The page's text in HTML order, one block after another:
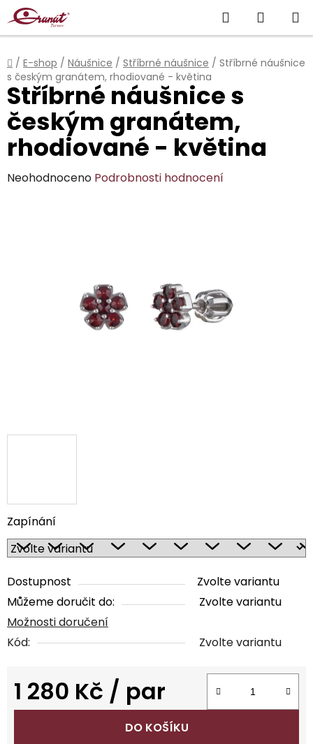
Přejít
na
obsah
Hledat
KOŠÍK
Domů
/ E-shop / Náušnice / Stříbrné náušnice / Stříbrné náušnice
s českým granátem, rhodiované - květina
Zapínání
Dostupnost
Zvolte variantu
Můžeme doručit do:
Zvolte variantu
Možnosti doručení
Kód:
Zvolte variantu
1 280 Kč / par
Měrná cena:
DO KOŠÍKU
Stříbrné náušnice s
českým granátem,
rhodiované - květina
Průměrné
Neohodnoceno Podrobnosti hodnocení